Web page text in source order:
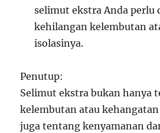
selimut ekstra Anda perlu
kehilangan kelembutan
isolasinya.
Penutup:
Selimut ekstra bukan hanya
kelembutan atau
juga tentang kenyamanan